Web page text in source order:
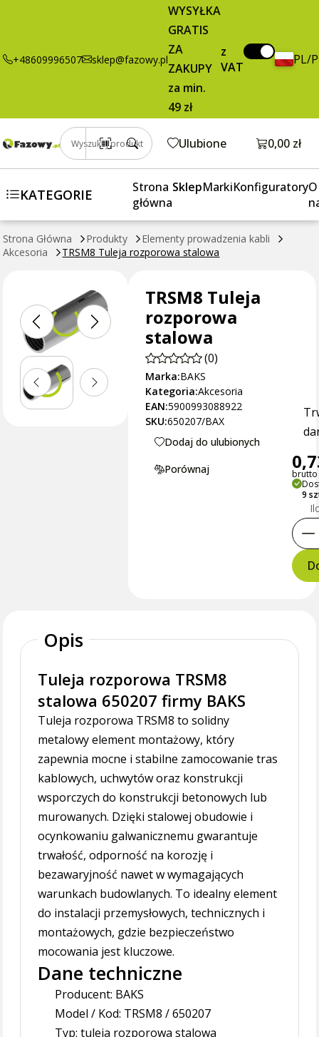
+48609996507 sklep@fazowy.pl
WYSYŁKA
GRATIS
ZA
ZAKUPY
za min.
49 zł
z
VAT
PL/
Wyszukaj produkt Ulubione Otwórz
0,00 zł
KATEGORIE
Strona
główna
SklepMarkiKonfiguratoryO
Strona Główna Produkty
Elementy prowadzenia kabli
Akcesoria
TRSM8 Tuleja rozporowa stalowa
brutto / szt. Dodaj do koszyka
TRSM8 Tuleja
rozporowa
stalowa
(0)
Marka:BAKS
Kategoria:Akcesoria
EAN:5900993088922
SKU:650207/BAX
Dodaj do ulubionych
Porównaj
brutto
9
Opis
Tuleja rozporowa TRSM8
stalowa 650207 firmy BAKS
Tuleja rozporowa TRSM8 to solidny
metalowy element montażowy, który
zapewnia mocne i stabilne zamocowanie tras
kablowych, uchwytów oraz konstrukcji
wsporczych do konstrukcji betonowych lub
murowanych. Dzięki stalowej obudowie i
ocynkowaniu galwanicznemu gwarantuje
trwałość, odporność na korozję i
bezawaryjność nawet w wymagających
warunkach budowlanych. To idealny element
do instalacji przemysłowych, technicznych i
montażowych, gdzie bezpieczeństwo
mocowania jest kluczowe.
Dane techniczne
Producent: BAKS
Model / Kod: TRSM8 / 650207
Typ: tuleja rozporowa stalowa